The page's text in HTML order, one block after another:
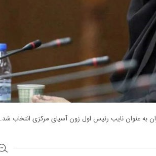
به عنوان نایب رئیس اول زون آسیای مرکزی انتخاب شد.